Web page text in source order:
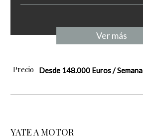
Ver más
Precio Desde 148.000 Euros / Semana
YATE A MOTOR